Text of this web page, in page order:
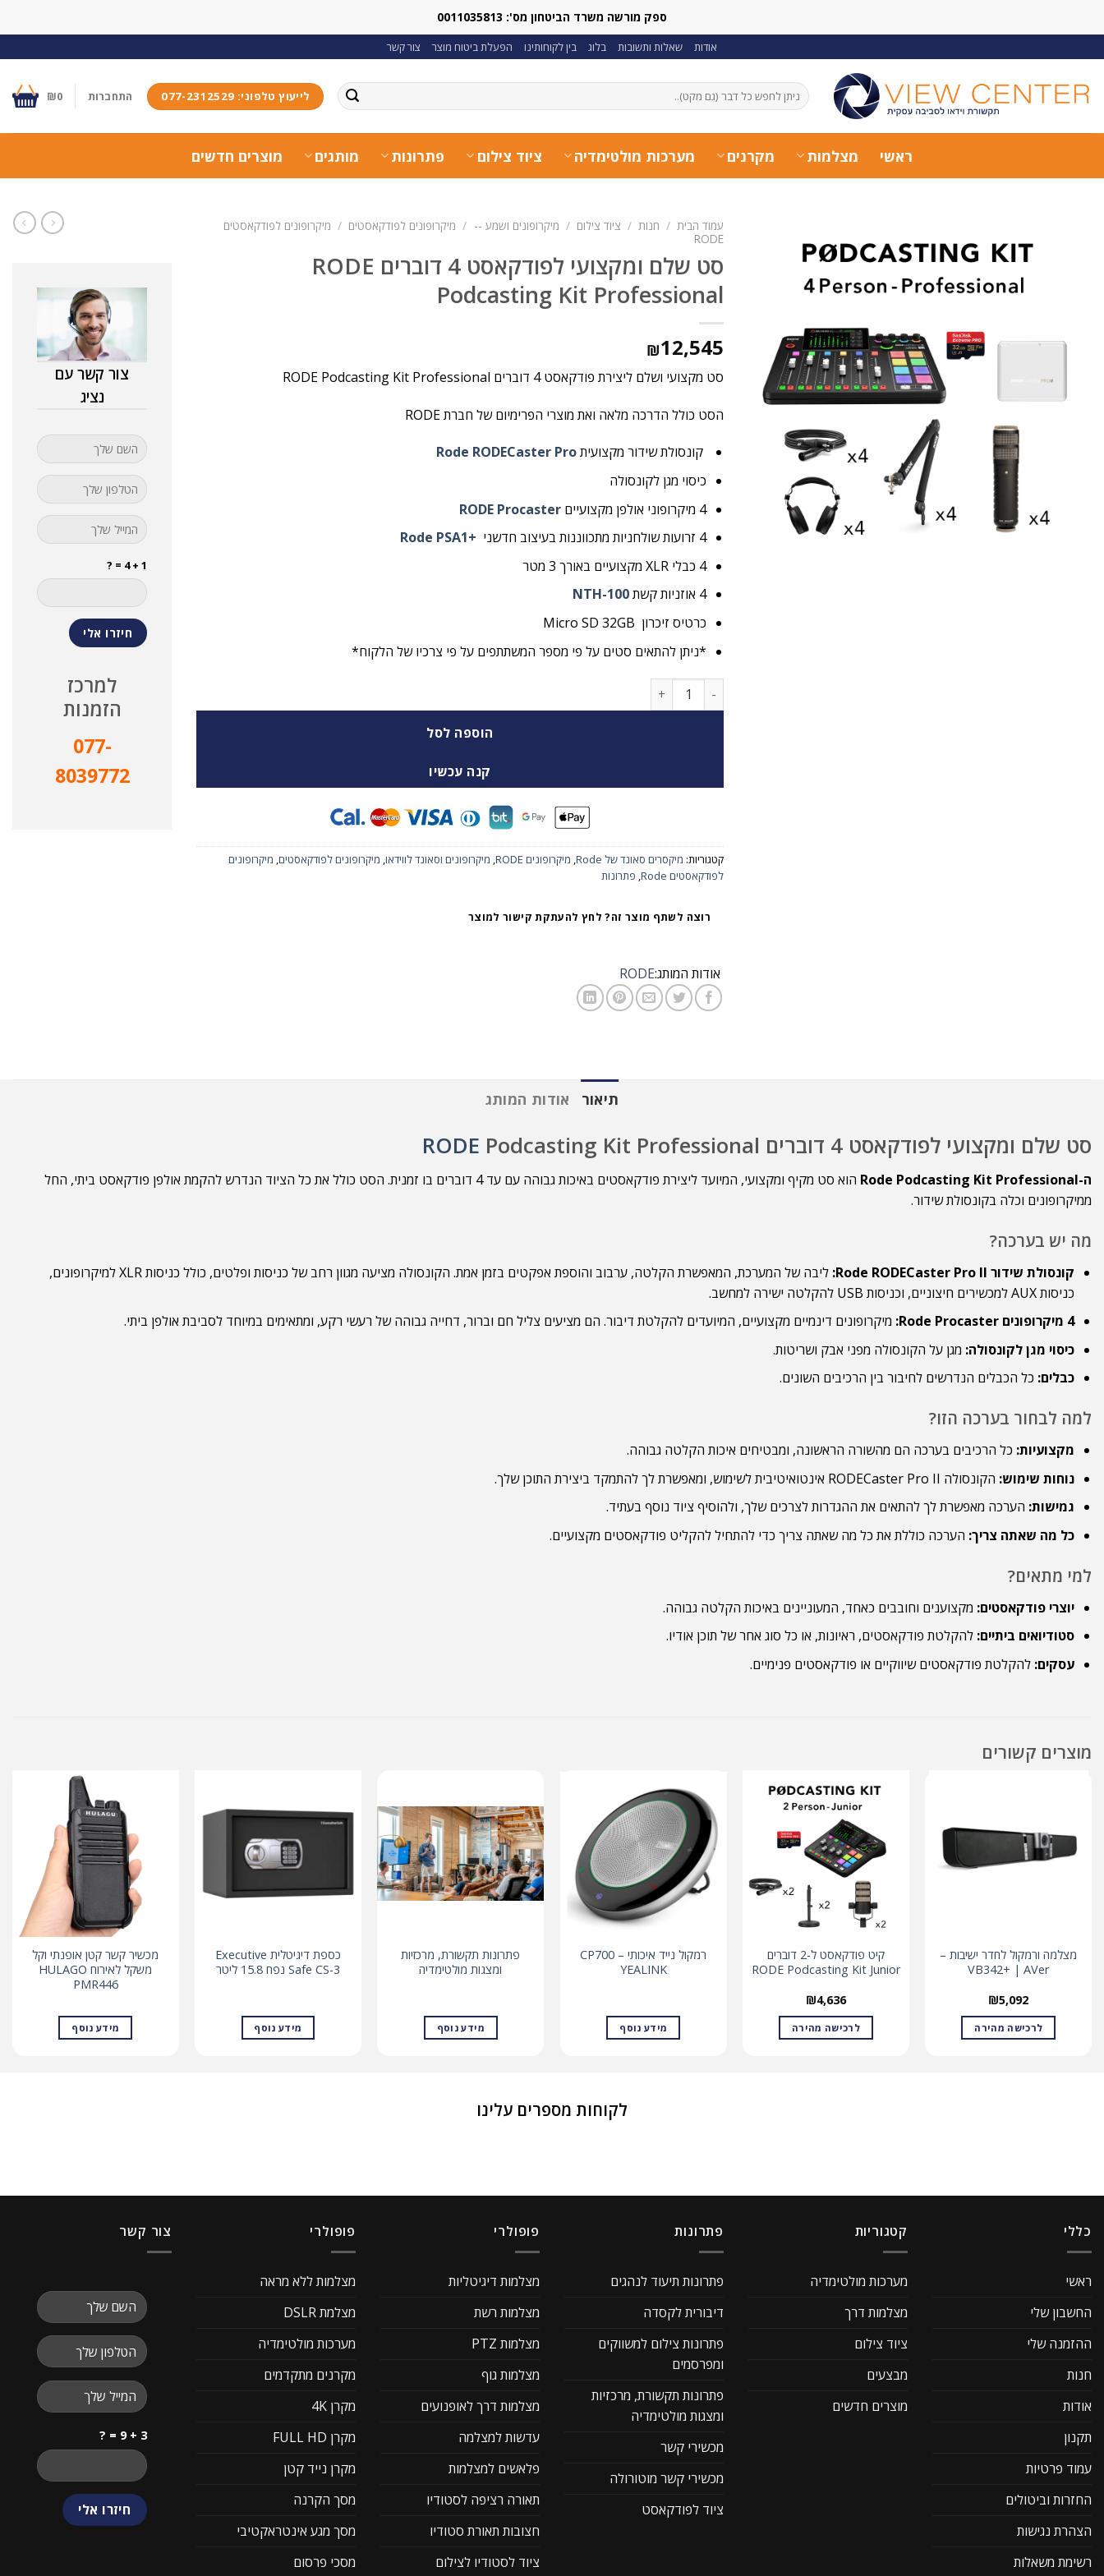
ספק מורשה משרד הביטחון מס': 0011035813
אודות שאלות ותשובות בלוג בין לקוחותינו הפעלת ביטוח מוצר צור קשר
חיפוש
עבור:
לייעוץ טלפוני: 077-2312529 התחברות ₪0
ראשי מצלמות מקרנים מערכות מולטימדיה ציוד צילום פתרונות מותגים מוצרים חדשים
עמוד הבית / חנות / ציוד צילום / מיקרופונים ושמע -- / מיקרופונים לפודקאסטים / מיקרופונים לפודקאסטים
RODE
סט שלם ומקצועי לפודקאסט 4 דוברים RODE
Podcasting Kit Professional
₪12,545
סט מקצועי ושלם ליצירת פודקאסט 4 דוברים RODE Podcasting Kit Professional
הסט כולל הדרכה מלאה ואת מוצרי הפרימיום של חברת RODE
קונסולת שידור מקצועיתRode RODECaster Pro
כיסוי מגן לקונסולה
4 מיקרופוני אולפן מקצועיים
RODE Procaster
4 זרועות שולחניות מתכווננות בעיצוב חדשני
+Rode PSA1
4 כבלי
XLRמקצועיים באורך 3 מטר
4 אוזניות קשת
NTH-100
כרטיס זיכרון Micro SD 32GB
*ניתן להתאים סטים על פי מספר המשתתפים על פי צרכיו של הלקוח*
כמות של סט שלם ומקצועי לפודקאסט 4 דוברים RODE Podcasting Kit Professional
הוספה לסל
קנה עכשיו
קטגוריות: מיקסרים סאונד של Rode מיקרופונים RODE מיקרופונים וסאונד לווידאו מיקרופונים לפודקאסטים מיקרופונים
לפודקאסטים Rode
פתרונות
רוצה לשתף מוצר זה? לחץ להעתקת קישור למוצר
אודות המותג:RODE
צור קשר עם
נציג
1 + 4 = ?
למרכז
הזמנות
077-
8039772
תיאור אודות המותג
סט שלם ומקצועי לפודקאסט 4 דוברים RODE Podcasting Kit Professional
ה-Rode Podcasting Kit Professional
הוא סט מקיף ומקצועי, המיועד ליצירת פודקאסטים באיכות גבוהה עם עד 4 דוברים בו זמנית. הסט כולל את כל הציוד הנדרש להקמת אולפן פודקאסט ביתי, החל
ממיקרופונים וכלה בקונסולת שידור.
מה יש בערכה?
קונסולת שידור Rode RODECaster Pro II:
ליבה של המערכת, המאפשרת הקלטה, ערבוב והוספת אפקטים בזמן אמת. הקונסולה מציעה מגוון רחב של כניסות ופלטים, כולל כניסות XLR למיקרופונים,
כניסות AUX למכשירים חיצוניים, וכניסות USB להקלטה ישירה למחשב.
4 מיקרופונים Rode Procaster:
מיקרופונים דינמיים מקצועיים, המיועדים להקלטת דיבור. הם מציעים צליל חם וברור, דחייה גבוהה של רעשי רקע, ומתאימים במיוחד לסביבת אולפן ביתי.
כיסוי מגן לקונסולה: מגן על הקונסולה מפני אבק ושריטות.
כבלים: כל הכבלים הנדרשים לחיבור בין הרכיבים השונים.
למה לבחור בערכה הזו?
מקצועיות: כל הרכיבים בערכה הם מהשורה הראשונה, ומבטיחים איכות הקלטה גבוהה.
נוחות שימוש: הקונסולה RODECaster Pro II אינטואיטיבית לשימוש, ומאפשרת לך להתמקד ביצירת התוכן שלך.
גמישות: הערכה מאפשרת לך להתאים את ההגדרות לצרכים שלך, ולהוסיף ציוד נוסף בעתיד.
כל מה שאתה צריך: הערכה כוללת את כל מה שאתה צריך כדי להתחיל להקליט פודקאסטים מקצועיים.
למי מתאים?
יוצרי פודקאסטים: מקצוענים וחובבים כאחד, המעוניינים באיכות הקלטה גבוהה.
סטודיואים ביתיים: להקלטת פודקאסטים, ראיונות, או כל סוג אחר של תוכן אודיו.
עסקים: להקלטת פודקאסטים שיווקיים או פודקאסטים פנימיים.
מוצרים קשורים
מצלמה ורמקול לחדר ישיבות –
VB342+ | AVer
₪5,092
לרכישה מהירה
קיט פודקאסט ל-2 דוברים
RODE Podcasting Kit Junior
₪4,636
לרכישה מהירה
רמקול נייד איכותי – CP700
YEALINK
מידע נוסף
פתרונות תקשורת, מרכזיות
ומצגות מולטימדיה
מידע נוסף
כספת דיגיטלית Executive
Safe CS-3 נפח 15.8 ליטר
מידע נוסף
מכשיר קשר קטן אופנתי וקל
משקל לאירוח HULAGO
PMR446
מידע נוסף
לקוחות מספרים עלינו
כללי
ראשי
החשבון שלי
ההזמנה שלי
חנות
אודות
תקנון
עמוד פרטיות
החזרות וביטולים
הצהרת נגישות
רשימת משאלות
קטגוריות
מערכות מולטימדיה
מצלמות דרך
ציוד צילום
מבצעים
מוצרים חדשים
פתרונות
פתרונות תיעוד לנהגים
דיבורית לקסדה
פתרונות צילום למשווקים
ומפרסמים
פתרונות תקשורת, מרכזיות
ומצגות מולטימדיה
מכשירי קשר
מכשירי קשר מוטורולה
ציוד לפודקאסט
פופולרי
מצלמות דיגיטליות
מצלמות רשת
מצלמות PTZ
מצלמות גוף
מצלמות דרך לאופנועים
עדשות למצלמה
פלאשים למצלמות
תאורה רציפה לסטודיו
חצובות תאורת סטודיו
ציוד לסטודיו לצילום
פופולרי
מצלמות ללא מראה
מצלמת DSLR
מערכות מולטימדיה
מקרנים מתקדמים
מקרן 4K
מקרן FULL HD
מקרן נייד קטן
מסך הקרנה
מסך מגע אינטראקטיבי
מסכי פרסום
צור קשר
3 + 9 = ?